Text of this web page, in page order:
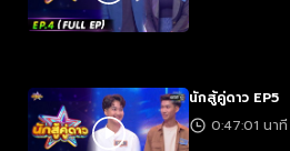
นักสู้คู่ดาว EP5
0:47:01 นาที